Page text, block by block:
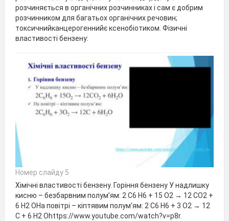
розчиняється в органічних розчинниках і сам є добрим
розчинником для багатьох органічних речовин;
токсичнийканцерогеннийє ксенобіотиком. Фізичні
властивості бензену:
Номер слайду 5
Хімічні властивості бензену. Горіння бензену У надлишку
кисню – безбарвним полум’ям: 2 C6 H6 + 15 O2 → 12 CO2 +
6 H2 OНа повітрі – кіптявим полум’ям: 2 C6 H6 + 3 O2 → 12
C + 6 H2 Ohttps://www.youtube.com/watch?v=p8r.